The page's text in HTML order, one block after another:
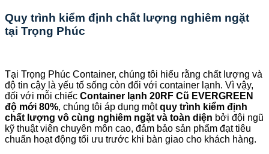
Quy trình kiểm định chất lượng nghiêm ngặt
tại Trọng Phúc
Tại Trọng Phúc Container, chúng tôi hiểu rằng chất lượng và
độ tin cậy là yếu tố sống còn đối với container lạnh. Vì vậy,
đối với mỗi chiếc Container lạnh 20RF Cũ EVERGREEN
độ mới 80%, chúng tôi áp dụng mộtquy trình kiểm định
chất lượng vô cùng nghiêm ngặt và toàn diện bởi đội ngũ
kỹ thuật viên chuyên môn cao, đảm bảo sản phẩm đạt tiêu
chuẩn hoạt động tối ưu trước khi bàn giao cho khách hàng.